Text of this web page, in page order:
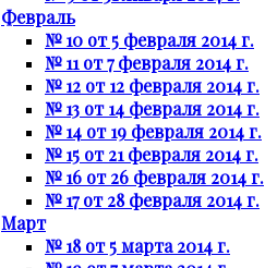
Февраль
№ 10 от 5 февраля 2014 г.
№ 11 от 7 февраля 2014 г.
№ 12 от 12 февраля 2014 г.
№ 13 от 14 февраля 2014 г.
№ 14 от 19 февраля 2014 г.
№ 15 от 21 февраля 2014 г.
№ 16 от 26 февраля 2014 г.
№ 17 от 28 февраля 2014 г.
Март
№ 18 от 5 марта 2014 г.